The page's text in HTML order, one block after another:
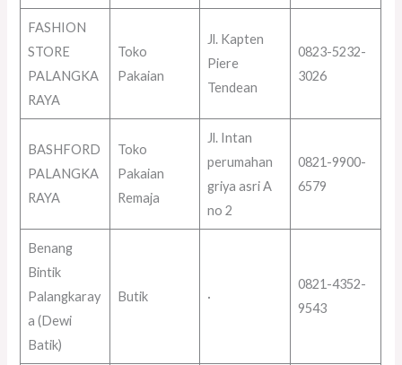
FASHION
STORE
PALANGKA
RAYA
Toko
Pakaian
Jl. Kapten
Piere
Tendean
0823-5232-
3026
BASHFORD
PALANGKA
RAYA
Toko
Pakaian
Remaja
Jl. Intan
perumahan
griya asri A
no 2
0821-9900-
6579
Benang
Bintik
Palangkaray
a (Dewi
Batik)
Butik ·
0821-4352-
9543